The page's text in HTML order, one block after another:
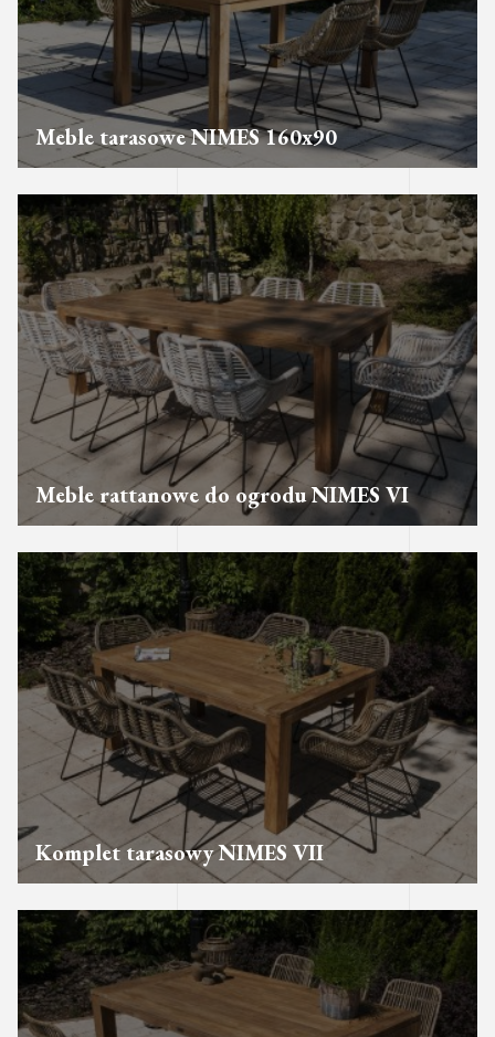
Meble tarasowe NIMES 160x90
Meble rattanowe do ogrodu NIMES VI
Komplet tarasowy NIMES VII